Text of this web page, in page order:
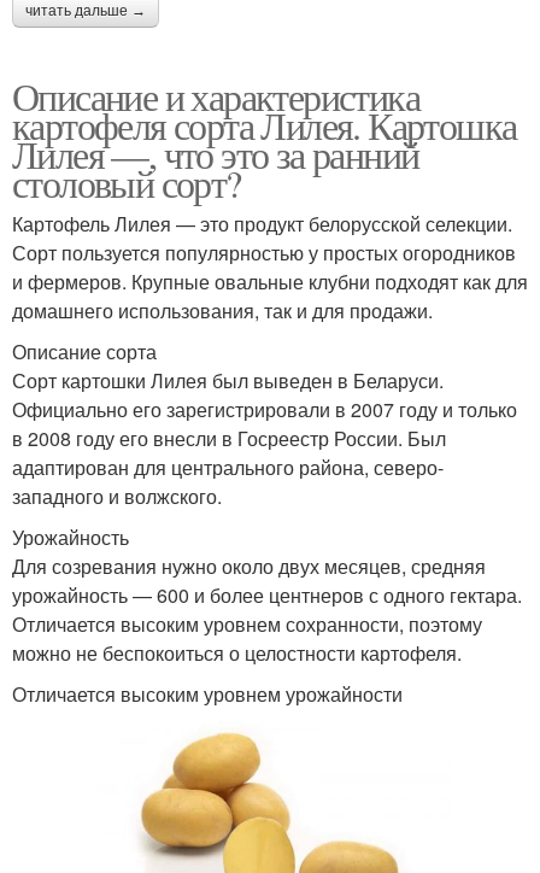
читать дальше →
Описание и характеристика
картофеля сорта Лилея. Картошка
Лилея —, что это за ранний
столовый сорт?
Картофель Лилея — это продукт белорусской селекции.
Сорт пользуется популярностью у простых огородников
и фермеров. Крупные овальные клубни подходят как для
домашнего использования, так и для продажи.
Описание сорта
Сорт картошки Лилея был выведен в Беларуси.
Официально его зарегистрировали в 2007 году и только
в 2008 году его внесли в Госреестр России. Был
адаптирован для центрального района, северо-
западного и волжского.
Урожайность
Для созревания нужно около двух месяцев, средняя
урожайность — 600 и более центнеров с одного гектара.
Отличается высоким уровнем сохранности, поэтому
можно не беспокоиться о целостности картофеля.
Отличается высоким уровнем урожайности